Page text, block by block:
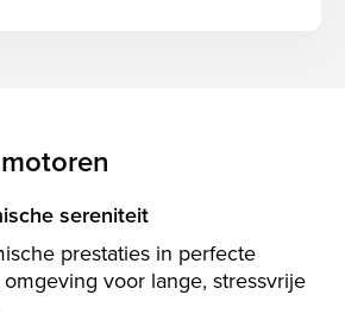
sereniteit
prestaties in perfecte
voor lange, stressvrije